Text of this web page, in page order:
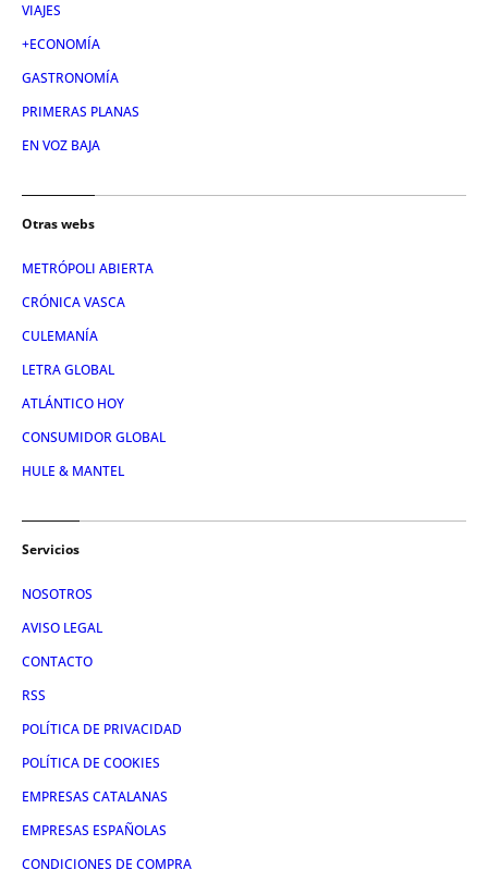
VIAJES
+ECONOMÍA
GASTRONOMÍA
PRIMERAS PLANAS
EN VOZ BAJA
Otras webs
METRÓPOLI ABIERTA
CRÓNICA VASCA
CULEMANÍA
LETRA GLOBAL
ATLÁNTICO HOY
CONSUMIDOR GLOBAL
HULE & MANTEL
Servicios
NOSOTROS
AVISO LEGAL
CONTACTO
RSS
POLÍTICA DE PRIVACIDAD
POLÍTICA DE COOKIES
EMPRESAS CATALANAS
EMPRESAS ESPAÑOLAS
CONDICIONES DE COMPRA